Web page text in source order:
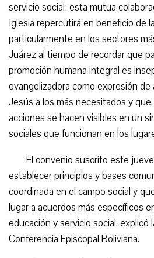
servicio social; esta mutua
Iglesia repercutirá en beneficio de
particularmente en los sectores
Juárez al tiempo de recordar que
promoción humana integral es
evangelizadora como expresión de
Jesús a los más necesitados y
acciones se hacen visibles en un
sociales que funcionan en los
El convenio suscrito este
establecer principios y bases
coordinada en el campo social y
lugar a acuerdos más específicos
educación y servicio social, explicó
Conferencia Episcopal Boliviana.